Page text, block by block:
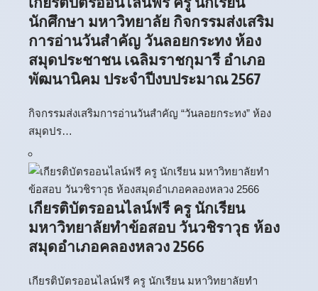
นักศึกษา มหาวิทยาลัย กิจกรรมส่งเสริม
การอ่านวันสำคัญ วันลอยกระทง ห้อง
สมุดประชาชน เฉลิมราชกุมารี อำเภอ
พัฒนานิคม ประจำปีงบประมาณ 2567
กิจกรรมส่งเสริมการอ่านวันสำคัญ “วันลอยกระทง” ห้อง
สมุดปร…
เกียรติบัตรออนไลน์ฟรี ครู นักเรียน
มหาวิทยาลัยทำข้อสอบ วันวชิราวุธ ห้อง
สมุดอำเภอคลองหลวง 2566
เกียรติบัตรออนไลน์ฟรี ครู นักเรียน มหาวิทยาลัยทำ